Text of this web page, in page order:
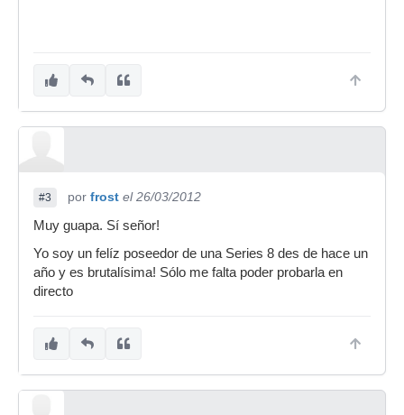
#3 por frost el 26/03/2012
Muy guapa. Sí señor!
Yo soy un felíz poseedor de una Series 8 des de hace un
año y es brutalísima! Sólo me falta poder probarla en
directo